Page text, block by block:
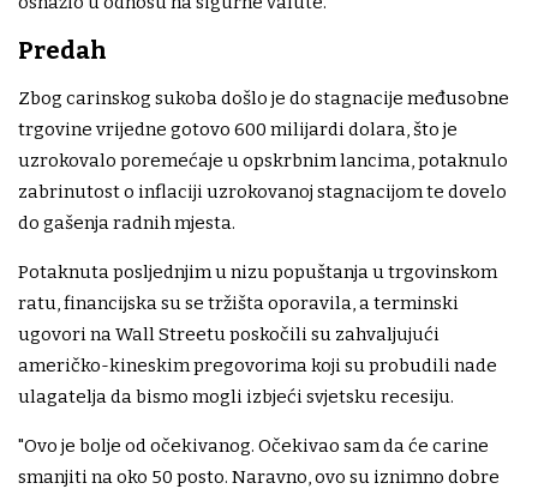
Predah
Zbog carinskog sukoba došlo je do stagnacije međusobne
trgovine vrijedne gotovo 600 milijardi dolara, što je
uzrokovalo poremećaje u opskrbnim lancima, potaknulo
zabrinutost o inflaciji uzrokovanoj stagnacijom te dovelo
do gašenja radnih mjesta.
Potaknuta posljednjim u nizu popuštanja u trgovinskom
ratu, financijska su se tržišta oporavila, a terminski
ugovori na Wall Streetu poskočili su zahvaljujući
američko-kineskim pregovorima koji su probudili nade
ulagatelja da bismo mogli izbjeći svjetsku recesiju.
"Ovo je bolje od očekivanog. Očekivao sam da će carine
smanjiti na oko 50 posto. Naravno, ovo su iznimno dobre